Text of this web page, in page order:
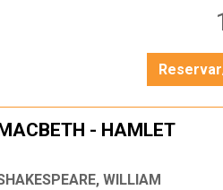
MACBETH - HAMLET
WILLIAM